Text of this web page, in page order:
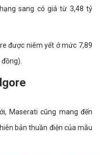
sang có giá từ 3,48 tỷ
được niêm yết ở mức 7,89
Maserati cũng mang đến
bản thuần điện của mẫu